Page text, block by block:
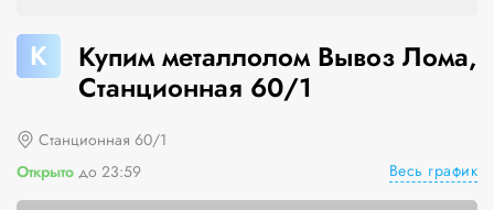
К
Купим металлолом Вывоз Лома,
Станционная 60/1
Станционная 60/1
Открыто до 23:59 Весь график